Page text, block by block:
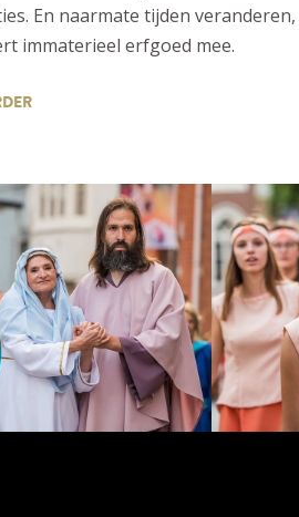
En naarmate tijden veranderen,
immaterieel erfgoed mee.